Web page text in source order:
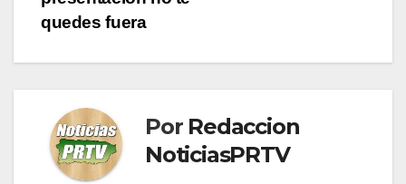
quedes fuera
Por Redaccion
NoticiasPRTV